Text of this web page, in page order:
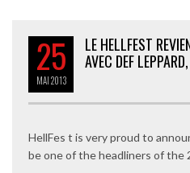
25
MAI2013
LE HELLFEST
AVEC DEF
HellFes t is very proud to
be one of the headliners of the